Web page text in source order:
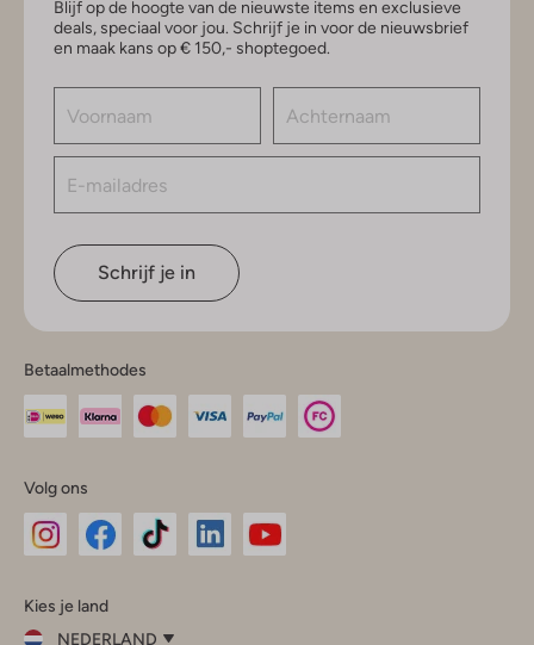
Blijf op de hoogte van de nieuwste items en exclusieve
deals, speciaal voor jou. Schrijf je in voor de nieuwsbrief
en maak kans op € 150,- shoptegoed.
Schrijf je in
Betaalmethodes
Volg ons
InstagramFacebook
Kies je land
NEDERLAND